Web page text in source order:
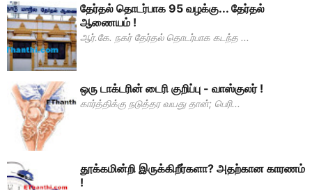
தேர்தல் தொடர்பாக 95 வழக்கு... தேர்தல்
ஆணையம் !
ஆர்.கே. நகர் தேர்தல் தொடர்பாக கடந்த ...
ஒரு டாக்டரின் டைரி குறிப்பு - வாஸ்குலர் !
கார்த்திக்கு நடுத்தர வயது தான்; பெரி...
தூக்கமின்றி இருக்கிறீர்களா? அதற்கான காரணம்
!